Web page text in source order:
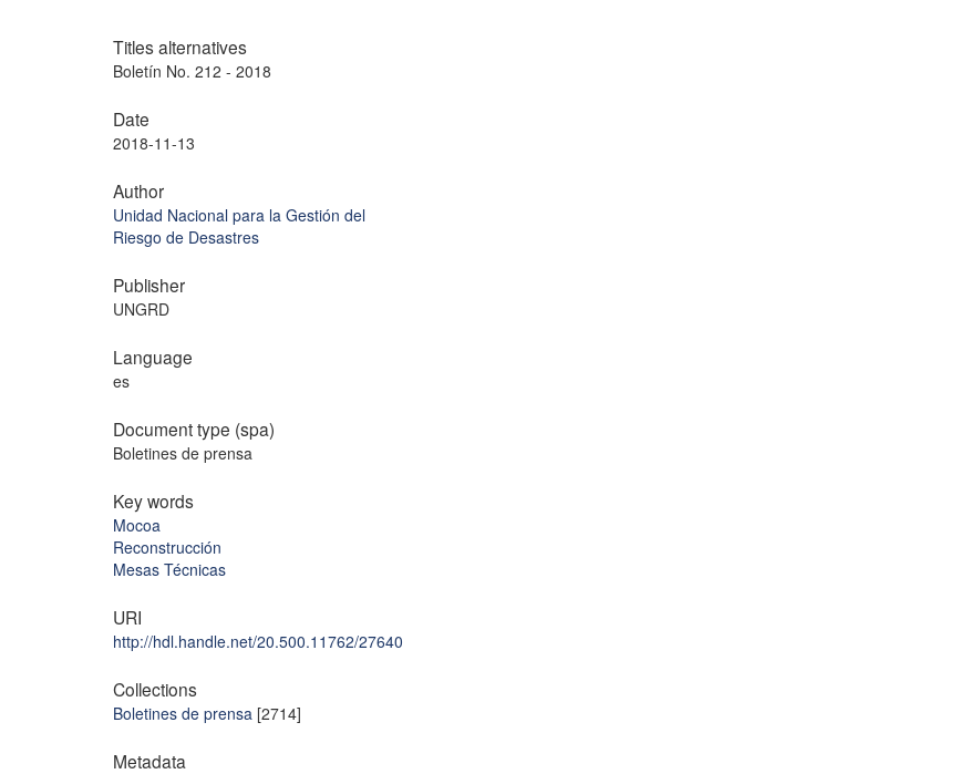
Titles alternatives
Boletín No. 212 - 2018
Date
2018-11-13
Author
Unidad Nacional para la Gestión del
Riesgo de Desastres
Publisher
UNGRD
Language
es
Document type (spa)
Boletines de prensa
Key words
Mocoa
Reconstrucción
Mesas Técnicas
URI
http://hdl.handle.net/20.500.11762/27640
Collections
Boletines de prensa [2714]
Metadata